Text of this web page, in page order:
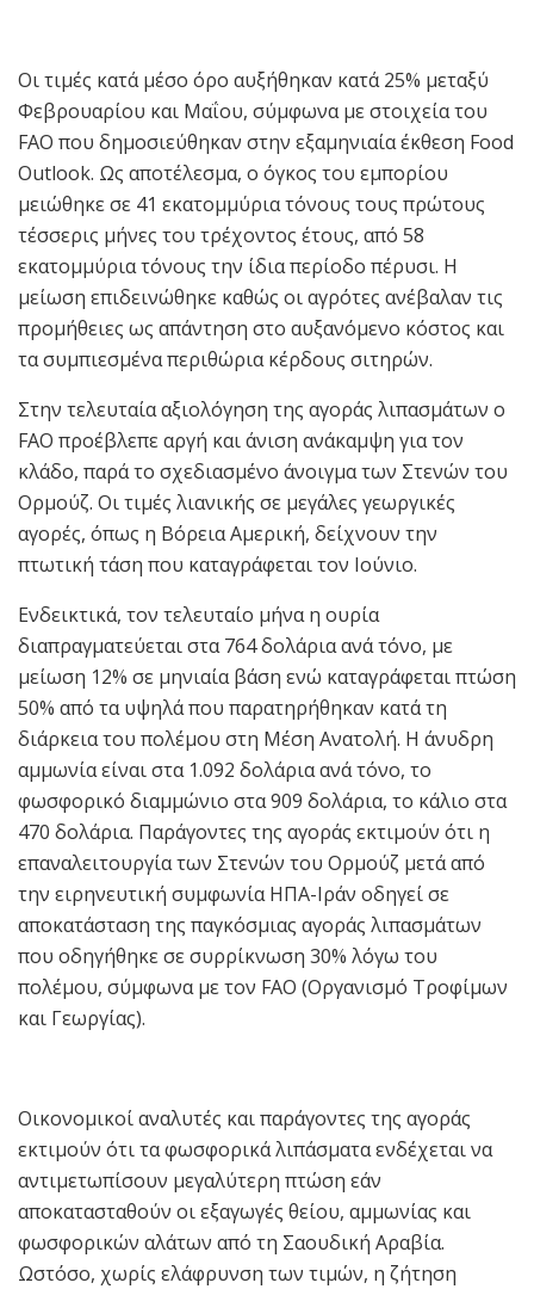
Οι τιμές κατά μέσο όρο αυξήθηκαν κατά 25% μεταξύ
Φεβρουαρίου και Μαΐου, σύμφωνα με στοιχεία του
FAO που δημοσιεύθηκαν στην εξαμηνιαία έκθεση Food
Outlook. Ως αποτέλεσμα, ο όγκος του εμπορίου
μειώθηκε σε 41 εκατομμύρια τόνους τους πρώτους
τέσσερις μήνες του τρέχοντος έτους, από 58
εκατομμύρια τόνους την ίδια περίοδο πέρυσι. Η
μείωση επιδεινώθηκε καθώς οι αγρότες ανέβαλαν τις
προμήθειες ως απάντηση στο αυξανόμενο κόστος και
τα συμπιεσμένα περιθώρια κέρδους σιτηρών.
Στην τελευταία αξιολόγηση της αγοράς λιπασμάτων ο
FAO προέβλεπε αργή και άνιση ανάκαμψη για τον
κλάδο, παρά το σχεδιασμένο άνοιγμα των Στενών του
Ορμούζ. Οι τιμές λιανικής σε μεγάλες γεωργικές
αγορές, όπως η Βόρεια Αμερική, δείχνουν την
πτωτική τάση που καταγράφεται τον Ιούνιο.
Ενδεικτικά, τον τελευταίο μήνα η ουρία
διαπραγματεύεται στα 764 δολάρια ανά τόνο, με
μείωση 12% σε μηνιαία βάση ενώ καταγράφεται πτώση
50% από τα υψηλά που παρατηρήθηκαν κατά τη
διάρκεια του πολέμου στη Μέση Ανατολή. Η άνυδρη
αμμωνία είναι στα 1.092 δολάρια ανά τόνο, το
φωσφορικό διαμμώνιο στα 909 δολάρια, το κάλιο στα
470 δολάρια. Παράγοντες της αγοράς εκτιμούν ότι η
επαναλειτουργία των Στενών του Ορμούζ μετά από
την ειρηνευτική συμφωνία ΗΠΑ-Ιράν οδηγεί σε
αποκατάσταση της παγκόσμιας αγοράς λιπασμάτων
που οδηγήθηκε σε συρρίκνωση 30% λόγω του
πολέμου, σύμφωνα με τον FAO (Οργανισμό Τροφίμων
και Γεωργίας).
Οικονομικοί αναλυτές και παράγοντες της αγοράς
εκτιμούν ότι τα φωσφορικά λιπάσματα ενδέχεται να
αντιμετωπίσουν μεγαλύτερη πτώση εάν
αποκατασταθούν οι εξαγωγές θείου, αμμωνίας και
φωσφορικών αλάτων από τη Σαουδική Αραβία.
Ωστόσο, χωρίς ελάφρυνση των τιμών, η ζήτηση